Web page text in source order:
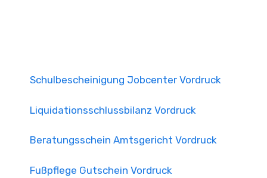
Schulbescheinigung Jobcenter Vordruck
Liquidationsschlussbilanz Vordruck
Beratungsschein Amtsgericht Vordruck
Fußpflege Gutschein Vordruck